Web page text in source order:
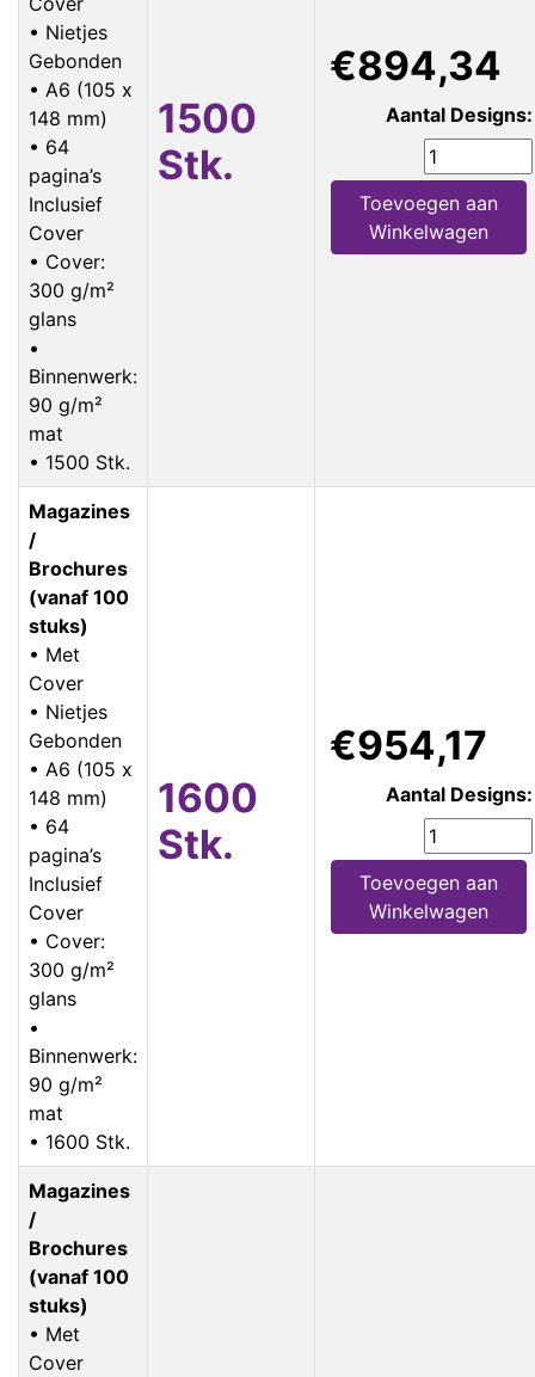
• Nietjes
Gebonden
• A6 (105 x
148 mm)
• 64
pagina’s
Inclusief
Cover
• Cover:
300 g/m²
glans
•
Binnenwerk:
90 g/m²
mat
• 1500 Stk.
1500
Stk.
€894,34
Aantal Designs:
Toevoegen aan
Winkelwagen
Magazines
/
Brochures
(vanaf 100
stuks)
• Met
Cover
• Nietjes
Gebonden
• A6 (105 x
148 mm)
• 64
pagina’s
Inclusief
Cover
• Cover:
300 g/m²
glans
•
Binnenwerk:
90 g/m²
mat
• 1600 Stk.
1600
Stk.
€954,17
Aantal Designs:
Toevoegen aan
Winkelwagen
Magazines
/
Brochures
(vanaf 100
stuks)
• Met
Cover